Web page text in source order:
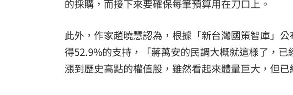
的採購，而接下來要確保每筆預算用在刀口上。
此外，作家趙曉慧認為，根據「新台灣國策智庫」
得52.9%的支持，「蔣萬安的民調大概就這樣了，
漲到歷史高點的權值股，雖然看起來體量巨大，但已